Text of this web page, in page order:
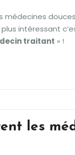
médecines
intéressant
traitant » !
les